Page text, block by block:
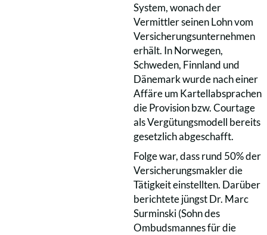
System, wonach der
Vermittler seinen Lohn vom
Versicherungsunternehmen
erhält. In Norwegen,
Schweden, Finnland und
Dänemark wurde nach einer
Affäre um Kartellabsprachen
die Provision bzw. Courtage
als Vergütungsmodell bereits
gesetzlich abgeschafft.
Folge war, dass rund 50% der
Versicherungsmakler die
Tätigkeit einstellten. Darüber
berichtete jüngst Dr. Marc
Surminski (Sohn des
Ombudsmannes für die